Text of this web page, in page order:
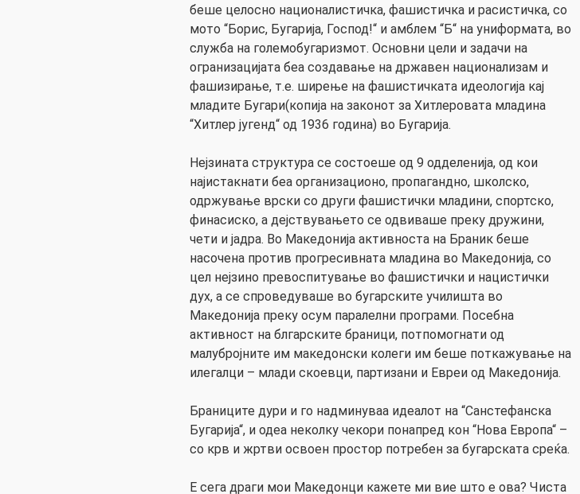
беше целосно националистичка, фашистичка и расистичка, со
мото “Борис, Бугарија, Господ!“ и амблем “Б“ на униформата, во
служба на големобугаризмот. Основни цели и задачи на
огранизацијата беа создавање на државен национализам и
фашизирање, т.е. ширење на фашистичката идеологија кај
младите Бугари(копија на законот за Хитлеровата младина
“Хитлер југенд“ од 1936 година) во Бугарија.
Нејзината структура се состоеше од 9 одделенија, од кои
најистакнати беа организационо, пропагандно, школско,
одржување врски со други фашистички младини, спортско,
финасиско, а дејствувањето се одвиваше преку дружини,
чети и јадра. Во Македонија активноста на Браник беше
насочена против прогресивната младина во Македонија, со
цел нејзино превоспитување во фашистички и нацистички
дух, а се спроведуваше во бугарските училишта во
Македонија преку осум паралелни програми. Посебна
активност на блгарските браници, потпомогнати од
малубројните им македонски колеги им беше поткажување на
илегалци – млади скоевци, партизани и Евреи од Македонија.
Браниците дури и го надминуваа идеалот на “Санстефанска
Бугарија“, и одеа неколку чекори понапред кон “Нова Европа“ –
со крв и жртви освоен простор потребен за бугарската среќа.
Е сега драги мои Македонци кажете ми вие што е ова? Чиста